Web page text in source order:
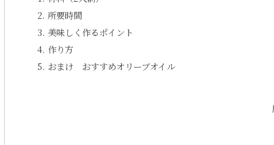
所要時間
美味しく作るポイント
作り方
おまけ おすすめオリーブオイル